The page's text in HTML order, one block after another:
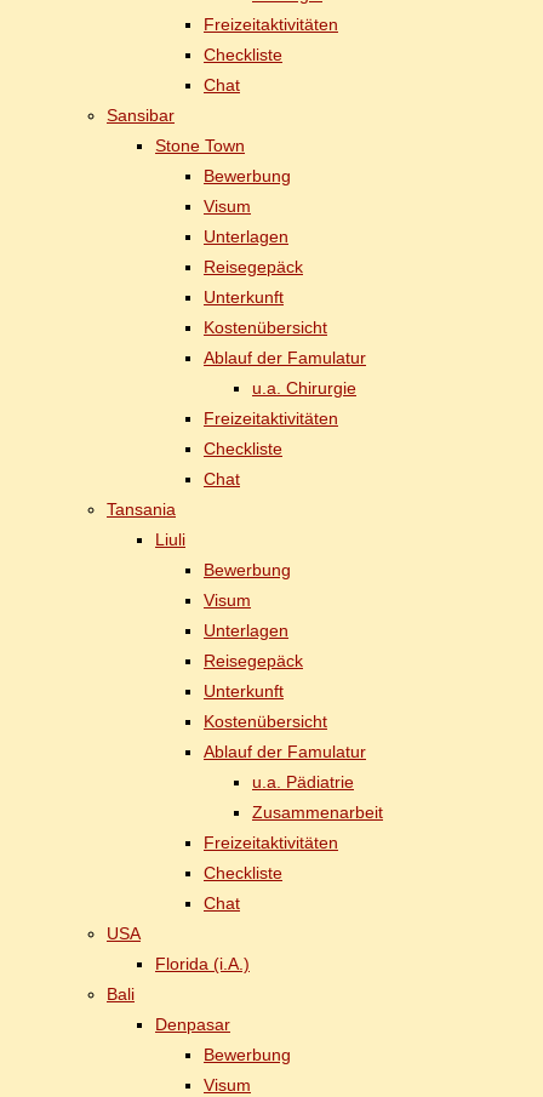
Frei­zeit­ak­ti­vi­tä­ten
Check­lis­te
Chat
San­si­bar
Stone Town
Be­wer­bung
Vi­sum
Un­ter­la­gen
Rei­se­ge­päck
Un­ter­kunft
Kos­ten­über­sicht
Ab­lauf der Famulatur
u.a. Chir­ur­gie
Frei­zeit­ak­ti­vi­tä­ten
Check­lis­te
Chat
Tan­sa­nia
Liu­li
Be­wer­bung
Vi­sum
Un­ter­la­gen
Rei­se­ge­päck
Un­ter­kunft
Kos­ten­über­sicht
Ab­lauf der Famulatur
u.a. Päd­ia­trie
Zu­sam­men­ar­beit
Frei­zeit­ak­ti­vi­tä­ten
Check­lis­te
Chat
USA
Flo­ri­da (i.A.)
Ba­li
Den­pasar
Be­wer­bung
Vi­sum